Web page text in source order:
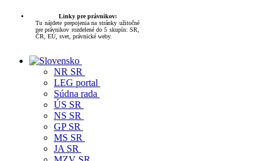
Linky pre právnikov:
Tu nájdete prepojenia na stránky užitočné
pre právnikov rozdelené do 5 skupín: SR,
ČR, EÚ, svet, právnické weby.
NR SR
LEG portal
Súdna rada
ÚS SR
NS SR
GP SR
MS SR
JA SR